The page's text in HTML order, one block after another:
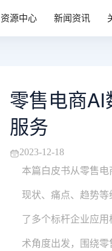
资源中心 新闻资讯
零售电商
服务
2023-12-18
本篇白皮书从零售
现状、痛点、趋势
了多个标杆企业应
术角度出发，围绕